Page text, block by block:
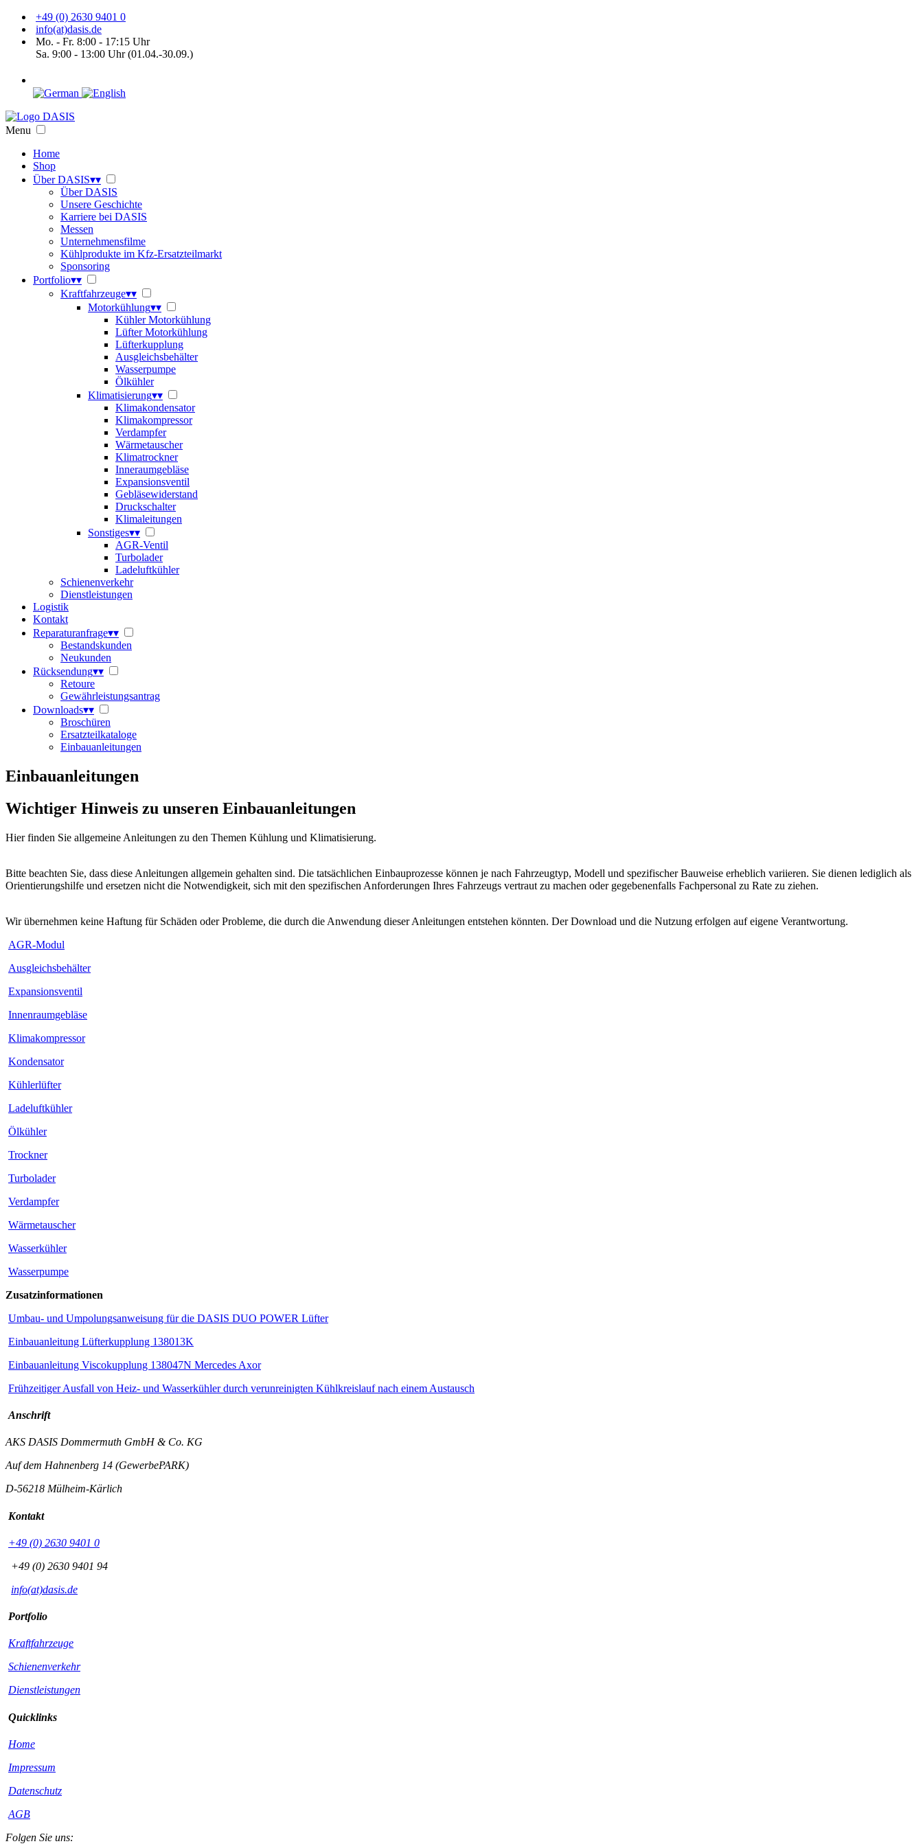
+49 (0) 2630 9401 0
info(at)dasis.de
Mo. - Fr. 8:00 - 17:15 Uhr
Sa. 9:00 - 13:00 Uhr (01.04.-30.09.)
Menu
Home
Shop
Über DASIS▾▾
Über DASIS
Unsere Geschichte
Karriere bei DASIS
Messen
Unternehmensfilme
Kühlprodukte im Kfz-Ersatzteilmarkt
Sponsoring
Portfolio▾▾
Kraftfahrzeuge▾▾
Motorkühlung▾▾
Kühler Motorkühlung
Lüfter Motorkühlung
Lüfterkupplung
Ausgleichsbehälter
Wasserpumpe
Ölkühler
Klimatisierung▾▾
Klimakondensator
Klimakompressor
Verdampfer
Wärmetauscher
Klimatrockner
Inneraumgebläse
Expansionsventil
Gebläsewiderstand
Druckschalter
Klimaleitungen
Sonstiges▾▾
AGR-Ventil
Turbolader
Ladeluftkühler
Schienenverkehr
Dienstleistungen
Logistik
Kontakt
Reparaturanfrage▾▾
Bestandskunden
Neukunden
Rücksendung▾▾
Retoure
Gewährleistungsantrag
Downloads▾▾
Broschüren
Ersatzteilkataloge
Einbauanleitungen
Einbauanleitungen
Wichtiger Hinweis zu unseren Einbauanleitungen
Hier finden Sie allgemeine Anleitungen zu den Themen Kühlung und Klimatisierung.
Bitte beachten Sie, dass diese Anleitungen allgemein gehalten sind. Die tatsächlichen Einbauprozesse können je nach Fahrzeugtyp, Modell und spezifischer Bauweise erheblich variieren. Sie dienen lediglich als
Orientierungshilfe und ersetzen nicht die Notwendigkeit, sich mit den spezifischen Anforderungen Ihres Fahrzeugs vertraut zu machen oder gegebenenfalls Fachpersonal zu Rate zu ziehen.
Wir übernehmen keine Haftung für Schäden oder Probleme, die durch die Anwendung dieser Anleitungen entstehen könnten. Der Download und die Nutzung erfolgen auf eigene Verantwortung.
AGR-Modul
Ausgleichsbehälter
Expansionsventil
Innenraumgebläse
Klimakompressor
Kondensator
Kühlerlüfter
Ladeluftkühler
Ölkühler
Trockner
Turbolader
Verdampfer
Wärmetauscher
Wasserkühler
Wasserpumpe
Zusatzinformationen
Umbau- und Umpolungsanweisung für die DASIS DUO POWER Lüfter
Einbauanleitung Lüfterkupplung 138013K
Einbauanleitung Viscokupplung 138047N Mercedes Axor
Frühzeitiger Ausfall von Heiz- und Wasserkühler durch verunreinigten Kühlkreislauf nach einem Austausch
Anschrift
AKS DASIS Dommermuth GmbH & Co. KG
Auf dem Hahnenberg 14 (GewerbePARK)
D-56218 Mülheim-Kärlich
Kontakt
+49 (0) 2630 9401 0
+49 (0) 2630 9401 94
info(at)dasis.de
Portfolio
Kraftfahrzeuge
Schienenverkehr
Dienstleistungen
Quicklinks
Home
Impressum
Datenschutz
AGB
Folgen Sie uns: